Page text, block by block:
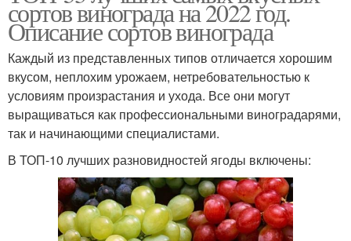
сортов винограда на 2022 год.
Описание сортов винограда
Каждый из представленных типов отличается хорошим
вкусом, неплохим урожаем, нетребовательностью к
условиям произрастания и ухода. Все они могут
выращиваться как профессиональными виноградарями,
так и начинающими специалистами.
В ТОП-10 лучших разновидностей ягоды включены: